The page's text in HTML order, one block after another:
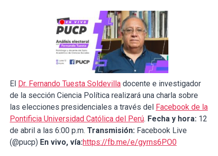
El Dr. Fernando Tuesta Soldevilla docente e investigador
de la sección Ciencia Política realizará una charla sobre
las elecciones presidenciales a través del Facebook de la
Pontificia Universidad Católica del Perú. Fecha y hora: 12
de abril a las 6:00 p.m. Transmisión: Facebook Live
(@pucp) En vivo, vía:https://fb.me/e/gyrns6PO0